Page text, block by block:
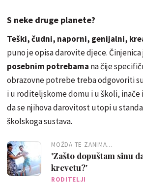
S neke druge planete?
Teški, čudni, naporni, genijalni,
puno je opisa darovite djece. Činjenica
posebnim potrebama na čije
obrazovne potrebe treba odgovoriti
i u roditeljskome domu i u školi,
da se njihova darovitost utopi u
školskoga sustava.
MOŽDA TE ZANIMA...
'Zašto dopuštam sinu
krevetu?'
RODITELJI